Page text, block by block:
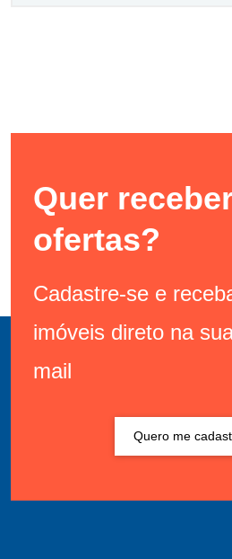
Quer
ofertas?
Cadastre-se e
imóveis direto na
mail
Quero me